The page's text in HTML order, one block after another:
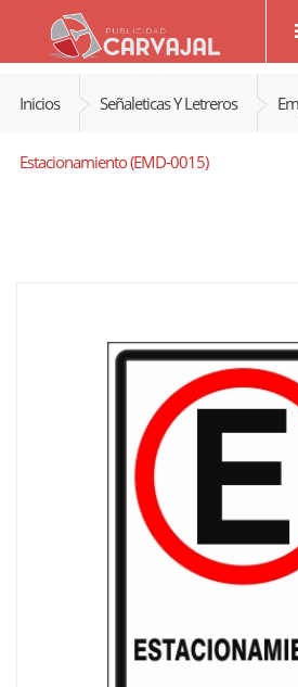
Inicios Señaleticas Y Letreros
Estacionamiento (EMD-0015)